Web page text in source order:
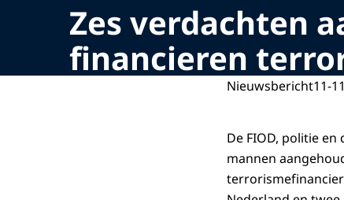
Zes verdachten
financieren
Nieuwsbericht11-
De FIOD, politie
mannen